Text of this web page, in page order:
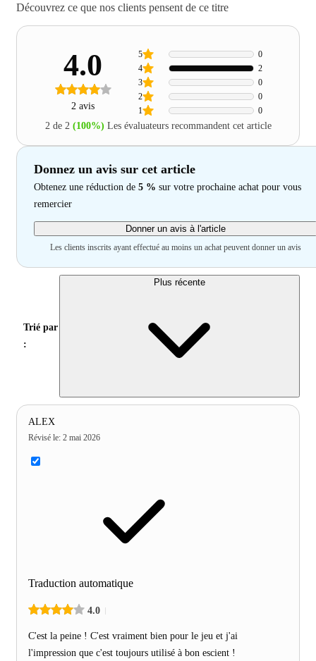
Découvrez ce que nos clients pensent de ce titre
4.0
2 avis 1 0
2 0
3 0
4 2
5 0
2 de 2 (100%) Les évaluateurs recommandent cet article
Donnez un avis sur cet article
Obtenez une réduction de 5 % sur votre prochaine achat pour vous
remercier
Donner un avis à l'article
Les clients inscrits ayant effectué au moins un achat peuvent donner un avis
Trié par
:
Plus récente
ALEX
Révisé le: 2 mai 2026
Traduction automatique
4.0
C'est la peine ! C'est vraiment bien pour le jeu et j'ai
l'impression que c'est toujours utilisé à bon escient !